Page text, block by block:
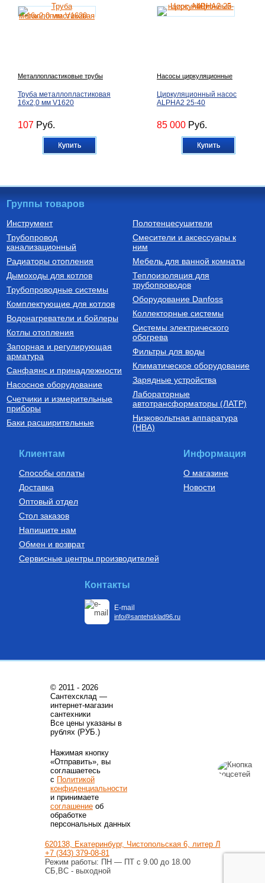
Металлопластиковые трубы
Труба металлопластиковая
16х2,0 мм V1620
107 Руб.
Купить
Насосы циркуляционные
Циркуляционный насос
ALPHA2 25-40
85 000 Руб.
Купить
Расширительные баки для
отопления
отопления 18 л VR 18
4 400Руб.
Купить
Котлы электрические
Котел электрический
одноконтурный СКАТ 12 KR
13 (12 кВт) настенный
82 260Руб.
Трубы из сшитого полиэтилена
Труба из сшитого
полиэтилена PE-Xb/EVOH,
13 800Руб.
Купить
Группы товаров
Инструмент
Трубопровод
канализационный
Радиаторы отопления
Дымоходы для котлов
Трубопроводные системы
Комплектующие для котлов
Водонагреватели и бойлеры
Котлы отопления
Запорная и регулирующая
арматура
Санфаянс и принадлежности
Насосное оборудование
Счетчики и измерительные
приборы
Баки расширительные
Полотенцесушители
Смесители и аксессуары к
ним
Мебель для ванной комнаты
Теплоизоляция для
трубопроводов
Оборудование Danfoss
Коллекторные системы
Системы электрического
обогрева
Фильтры для воды
Климатическое оборудование
Зарядные устройства
Лабораторные
автотрансформаторы (ЛАТР)
Низковольтная аппаратура
(НВА)
Клиентам
Способы оплаты
Доставка
Оптовый отдел
Стол заказов
Напишите нам
Обмен и возврат
Сервисные центры производителей
Информация
О магазине
Новости
Контакты
E-mail
info@santehsklad96.ru
© 2011 - 2026
Сантехсклад —
интернет-магазин
сантехники
Все цены указаны в
рублях (РУБ.)
Нажимая кнопку
«Отправить», вы
соглашаетесь
с Политикой
конфиденциальности
и принимаете
соглашениеоб
обработке
персональных данных
620138, Екатеринбург, Чистопольская 6, литер Л
+7 (343) 379-08-81
Режим работы: ПН — ПТ с 9.00 до 18.00
СБ,ВС - выходной